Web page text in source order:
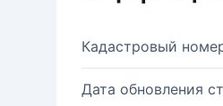
Кадастровый
Дата обновления